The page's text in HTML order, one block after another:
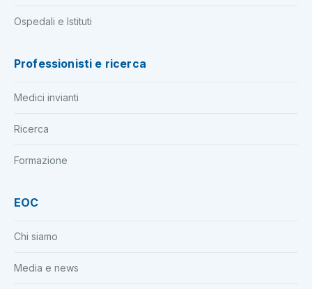
Ospedali e Istituti
Professionisti e ricerca
Medici invianti
Ricerca
Formazione
EOC
Chi siamo
Media e news